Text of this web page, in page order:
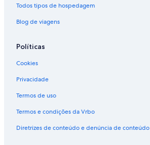
Todos tipos de hospedagem
Blog de viagens
Políticas
Cookies
Privacidade
Termos de uso
Termos e condições da Vrbo
Diretrizes de conteúdo e denúncia de conteúdo